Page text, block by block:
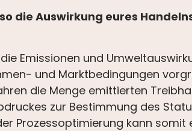
die Auswirkung eures
Emissionen und
und Marktbedingungen
die Menge emittierten
zur Bestimmung des
Prozessoptimierung kann somit